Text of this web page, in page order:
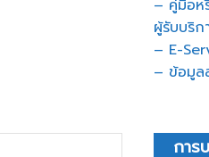
– คู่มือห
ผู้รับบริ
– E-
– ข้อมูล
การ